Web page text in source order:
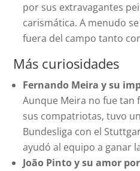
por sus extravagantes
carismática. A menudo
fuera del campo tanto
Más curiosidades
Fernando Meira y su
Aunque Meira no fue tan
sus compatriotas, tuvo
Bundesliga con el
ayudó al equipo a ganar
João Pinto y su amor